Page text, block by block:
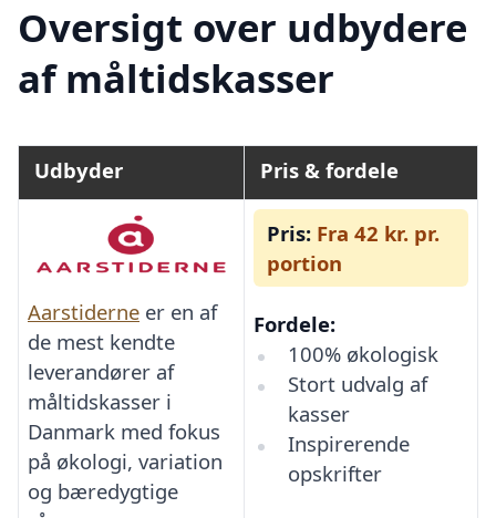
Oversigt over udbydere
af måltidskasser
Udbyder Pris & fordele
Aarstiderne er en af
de mest kendte
leverandører af
måltidskasser i
Danmark med fokus
på økologi, variation
og bæredygtige
Pris: Fra 42 kr. pr.
portion
Fordele:
100% økologisk
Stort udvalg af
kasser
Inspirerende
opskrifter